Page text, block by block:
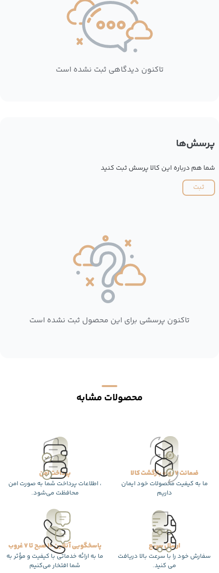
تاکنون دیدگاهی ثبت نشده است
پرسش‌ها
شما هم درباره این کالا پرسش ثبت کنید
ثبت
تاکنون پرسشی برای این محصول ثبت نشده است
محصولات مشابه
ضمانت 7 روزه بازگشت کالا
ما به کیفیت محصولات خود ایمان
داریم
پرداخت امن
، اطلاعات پرداخت شما به صورت امن
محافظت می‌شود.
ارسال سریع
سفارش خود را با سرعت بالا دریافت
می کنید.
پاسخگویی آنلاین 10 صبح تا 7 غروب
ما به ارائه خدماتی با کیفیت و مؤثر به
شما افتخار می‌کنیم